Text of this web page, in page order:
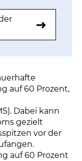
auf 60 Prozent,
Dabei kann
gezielt
vor der
auf 60 Prozent